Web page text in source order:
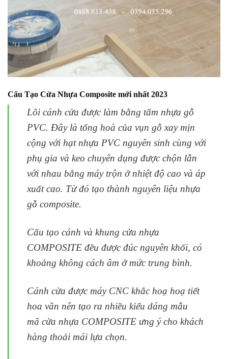
Cấu Tạo Cửa Nhựa Composite mới nhất 2023
Lõi cánh cửa được làm bằng tấm nhựa gỗ
PVC. Đây là tổng hoà của vụn gỗ xay mịn
cộng với hạt nhựa PVC nguyên sinh cùng với
phụ gia và keo chuyên dụng được chộn lẫn
với nhau bằng máy trộn ở nhiệt độ cao và áp
xuất cao. Từ đó tạo thành nguyên liệu nhựa
gỗ composite.
Cấu tạo cánh và khung cửa nhựa
COMPOSITE đều được đúc nguyên khối, có
khoảng không cách âm ở mức trung bình.
Cánh cửa được máy CNC khắc hoạ hoạ tiết
hoa văn nên tạo ra nhiều kiểu dáng mẫu
mã cửa nhựa COMPOSITE ưng ý cho khách
hàng thoải mái lựa chọn.